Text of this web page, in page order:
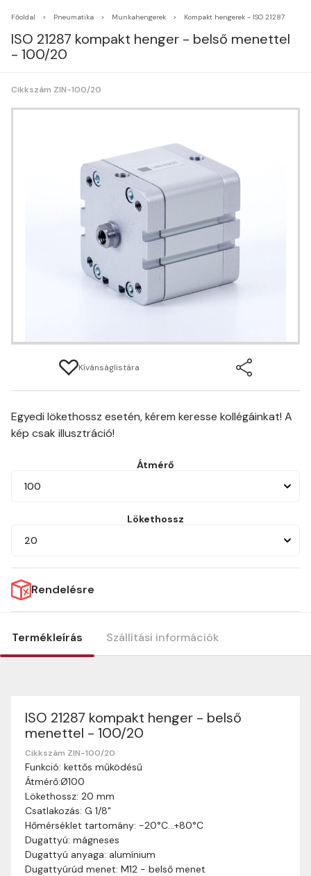
Főoldal Pneumatika Munkahengerek Kompakt hengerek - ISO 21287
ISO 21287 kompakt henger - belső menettel
- 100/20
Cikkszám ZIN-100/20
Kívánságlistára
Egyedi lökethossz esetén, kérem keresse kollégáinkat! A
kép csak illusztráció!
Átmérő
100
Lökethossz
20
Rendelésre
Termékleírás Szállítási információk
ISO 21287 kompakt henger - belső
menettel - 100/20
Cikkszám ZIN-100/20
Funkció: kettős működésű
Átmérő:Ø100
Lökethossz: 20 mm
Csatlakozás: G 1/8"
Hőmérséklet tartomány: -20°C…+80°C
Dugattyú: mágneses
Dugattyú anyaga: alumínium
Dugattyúrúd menet: M12 - belső menet
Szállítási információk
Nagyon köszönjük, hogy webshopunkat választottátok
vásárlásaitokhoz. Az alábbiakban megtaláljátok szállítási
információinkat, hogy a vásárlásotok gördülékenyen és
zökkenőmentesen történhessen.
Szállítási idő:
munkanapon belül kézbesítjük. Amennyiben
valamilyen okból kifolyólag a szállítás hosszabb
ideig tart, előre értesítünk benneteket.
Szállítási díj: A szállítási díj függ a termék súlyától